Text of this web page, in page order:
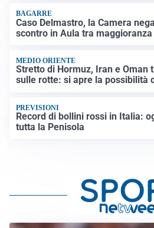
BAGARRE
Caso Delmastro, la Camera
scontro in Aula tra
MEDIO ORIENTE
Stretto di Hormuz, Iran e Oman
sulle rotte: si apre la possibilità
PREVISIONI
Record di bollini rossi in Italia:
tutta la Penisola